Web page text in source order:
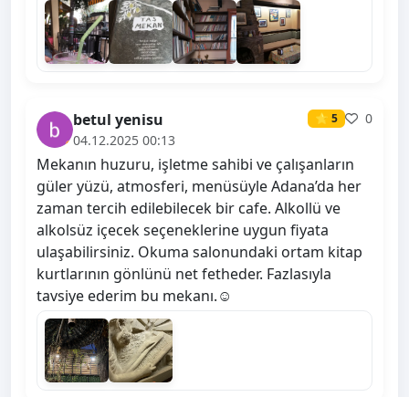
betul yenisu ⭐ 5
0
04.12.2025 00:13
Mekanın huzuru, işletme sahibi ve çalışanların
güler yüzü, atmosferi, menüsüyle Adana’da her
zaman tercih edilebilecek bir cafe. Alkollü ve
alkolsüz içecek seçeneklerine uygun fiyata
ulaşabilirsiniz. Okuma salonundaki ortam kitap
kurtlarının gönlünü net fetheder. Fazlasıyla
tavsiye ederim bu mekanı.☺️